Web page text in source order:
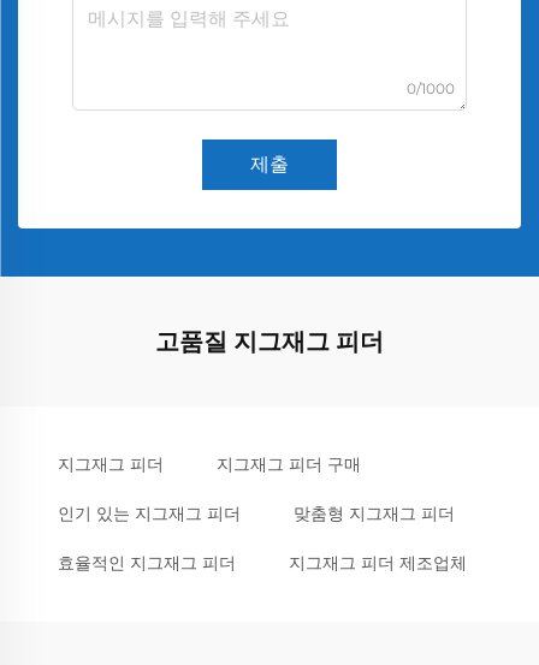
0/1000
제출
고품질 지그재그 피더
지그재그 피더 지그재그 피더 구매
인기 있는 지그재그 피더 맞춤형 지그재그 피더
효율적인 지그재그 피더 지그재그 피더 제조업체